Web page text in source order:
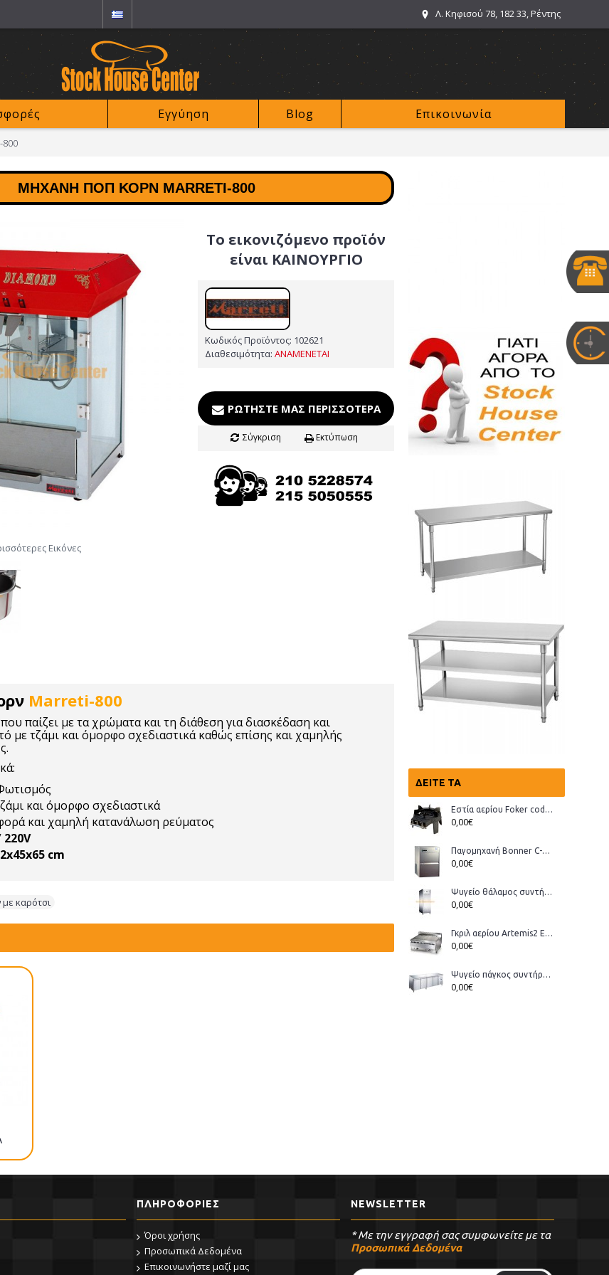
Λ. Κηφισού 78, 182 33, Ρέντης
Εγγύηση Blog Επικοινωνία
ΔΕΊΤΕ ΤΑ
Εστία αερίου Foker cod.03200 Wok
0,00€
Παγομηχανή Bonner C-70, Ανάδευσης (παγάκι με τρύπα)
0,00€
Ψυγείο θάλαμος συντήρηση Bonner GMT-70
0,00€
Γκριλ αερίου Artemis2 ECO
0,00€
Ψυγείο πάγκος συντήρηση Bonner GM-400 διάστ.223x70x86cm
0,00€
ΜΗΧΑΝΉ ΠΟΠ ΚΟΡΝ MARRETI-800
Εικόνες
Το εικονιζόμενο προϊόν
είναι ΚΑΙΝΟΥΡΓΙΟ
Κωδικός Προϊόντος: 102621
Διαθεσιμότητα: ΑΝΑΜΕΝΕΤΑΙ
ΡΩΤΉΣΤΕ ΜΑΣ ΠΕΡΙΣΣΌΤΕΡΑ
Σύγκριση Εκτύπωση
Marreti-800
παίζει με τα χρώματα και τη διάθεση για διασκέδαση και
με τζάμι και όμορφο σχεδιαστικά καθώς επίσης και χαμηλής
και όμορφο σχεδιαστικά
και χαμηλή κατανάλωση ρεύματος
220V
cm
καρότσι
ΠΛΗΡΟΦΟΡΊΕΣ
Όροι χρήσης
Προσωπικά Δεδομένα
Επικοινωνήστε μαζί μας
NEWSLETTER
* Με την εγγραφή σας συμφωνείτε με τα
Προσωπικά Δεδομένα